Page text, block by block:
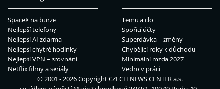
SpaceX na burze
Nejlepší telefony
Nejlepší AI zdarma
Nejlepší chytré hodinky
Nejlepší VPN – srovnání
Netflix filmy a seriály
Temu a clo
Spořicí účty
Superdávka – změny
Chybějící roky k důchodu
Minimální mzda 2027
Vedro v práci
© 2001 - 2026 CopyrightCZECH NEWS CENTER a.s.